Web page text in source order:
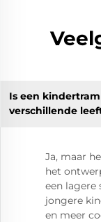
Is een
verschillende
Ja, maar
het
een lagere
jongere
en meer